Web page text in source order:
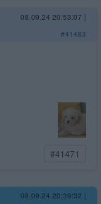
08.09.24 20:53:07 |
#41483
#41471
08.09.24 20:39:32 |